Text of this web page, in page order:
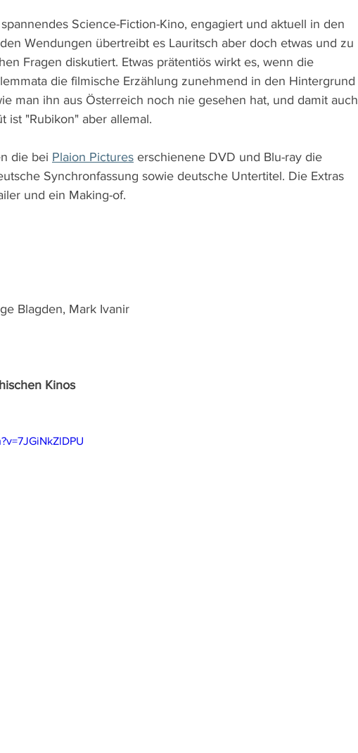
Science-Fiction-Kino, engagiert und aktuell in den
Wendungen übertreibt es Lauritsch aber doch etwas und zu
Fragen diskutiert. Etwas prätentiös wirkt es, wenn die
die filmische Erzählung zunehmend in den Hintergrund
man ihn aus Österreich noch nie gesehen hat, und damit auch
ist "Rubikon" aber allemal.
die bei Plaion Pictures erschienene DVD und Blu-ray die
Synchronfassung sowie deutsche Untertitel. Die Extras
und ein Making-of.
Blagden, Mark Ivanir
Kinos